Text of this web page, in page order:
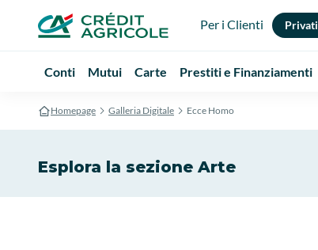
Per i Clienti Privati
Conti Mutui Carte Prestiti e Finanziamenti
Homepage Galleria Digitale Ecce Homo
Esplora la sezione Arte